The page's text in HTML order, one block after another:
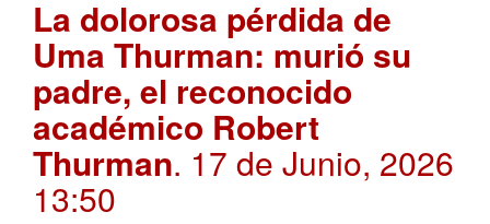
La dolorosa pérdida de
Uma Thurman: murió su
padre, el reconocido
académico Robert
Thurman. 17 de Junio, 2026
13:50